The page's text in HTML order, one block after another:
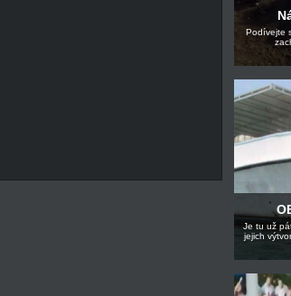
Podívejte
Je tu už
jejich